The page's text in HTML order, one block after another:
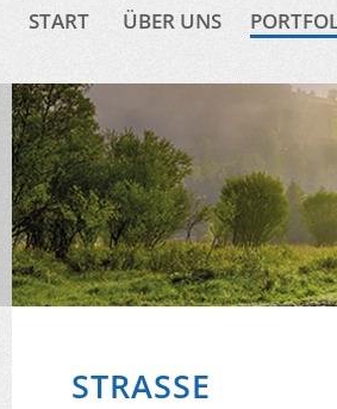
START ÜBER UNS
STRASSE